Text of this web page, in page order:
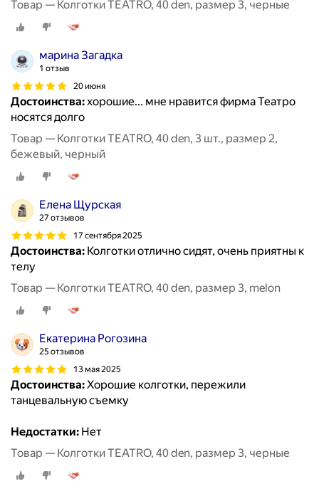
Товар — Колготки TEATRO, 40 den, размер 3, черные
марина Загадка
1 отзыв
20 июня
Достоинства:хорошие... мне нравится фирма Театро
носятся долго
Товар — Колготки TEATRO, 40 den, 3 шт., размер 2,
бежевый, черный
Елена Щурская
27 отзывов
17 сентября 2025
Достоинства: Колготки отлично сидят, очень приятны к
телу
Товар — Колготки TEATRO, 40 den, размер 3, melon
Екатерина Рогозина
25 отзывов
13 мая 2025
Достоинства:Хорошие колготки, пережили
танцевальную съемку
Недостатки: Нет
Товар — Колготки TEATRO, 40 den, размер 3, черные